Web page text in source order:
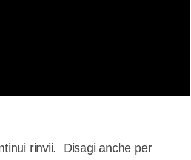
rinvii. Disagi anche per